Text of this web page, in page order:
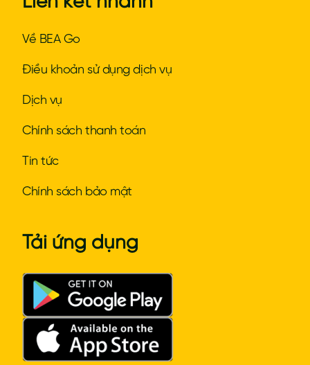
Về BEA Go
Điều khoản sử dụng dịch vụ
Dịch vụ
Chính sách thanh toán
Tin tức
Chính sách bảo mật
Tải ứng dụng